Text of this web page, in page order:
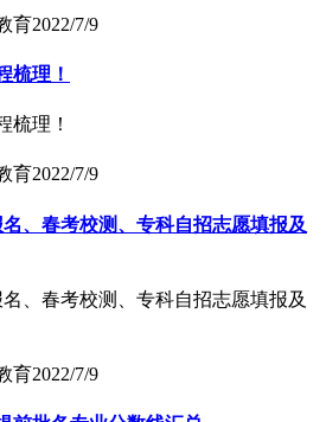
育2022/7/9
梳理！
梳理！
育2022/7/9
、春考校测、专科自招志愿填报及
、春考校测、专科自招志愿填报及
育2022/7/9